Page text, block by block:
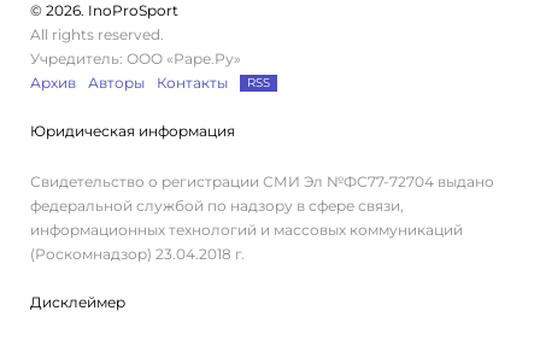
© 2026. InoProSport
All rights reserved.
Учредитель: ООО «Раре.Ру»
Архив
Авторы Контакты RSS
Юридическая информация
Свидетельство о регистрации СМИ Эл №ФС77-72704 выдано
федеральной службой по надзору в сфере связи,
информационных технологий и массовых коммуникаций
(Роскомнадзор) 23.04.2018 г.
Дисклеймер